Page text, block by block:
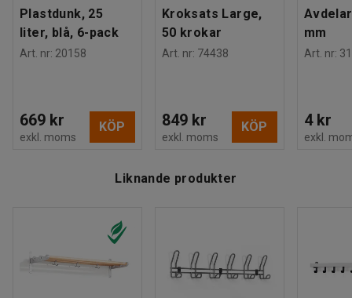
Plastdunk, 25
liter, blå, 6-pack
Art. nr: 20158
669 kr
exkl. moms
KÖP
Kroksats Large,
50 krokar
Art. nr: 74438
849 kr
exkl. moms
KÖP
mm
Art. nr:
4 kr
exkl.
Liknande produkter